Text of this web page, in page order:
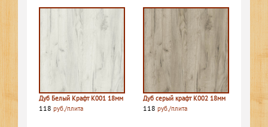
Дуб Белый Крафт K001 18мм
118 руб./плита
Дуб серый крафт K002 18мм
118 руб./плита